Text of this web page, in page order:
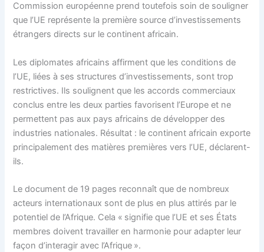
Commission européenne prend toutefois soin de souligner
que l’UE représente la première source d’investissements
étrangers directs sur le continent africain.
Les diplomates africains affirment que les conditions de
l’UE, liées à ses structures d’investissements, sont trop
restrictives. Ils soulignent que les accords commerciaux
conclus entre les deux parties favorisent l’Europe et ne
permettent pas aux pays africains de développer des
industries nationales. Résultat : le continent africain exporte
principalement des matières premières vers l’UE, déclarent-
ils.
Le document de 19 pages reconnaît que de nombreux
acteurs internationaux sont de plus en plus attirés par le
potentiel de l’Afrique. Cela « signifie que l’UE et ses États
membres doivent travailler en harmonie pour adapter leur
façon d’interagir avec l’Afrique ».